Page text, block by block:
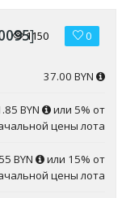
]
1150 0
37.00 BYN
BYN
или 5% от
цены лота
BYN
или 15% от
цены лота